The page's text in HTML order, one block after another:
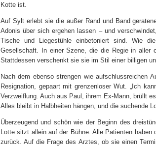
Kotte ist.
Auf Sylt erlebt sie die außer Rand und Band
Adonis über sich ergehen lassen – und
Tische und Liegestühle einbetoniert sind. Wie
Gesellschaft. In einer Szene, die die Regie in aller
Stattdessen verschenkt sie sie im Stil einer billigen
Nach dem ebenso strengen wie aufschlussreichen
Resignation, gepaart mit grenzenloser Wut. „Ich
Verzweiflung. Auch aus Paul, ihrem Ex-Mann, brüllt
Alles bleibt in Halbheiten hängen, und die suchende
Überzeugend und schön wie der Beginn des
Lotte sitzt allein auf der Bühne. Alle Patienten
zurück. Auf die Frage des Arztes, ob sie einen